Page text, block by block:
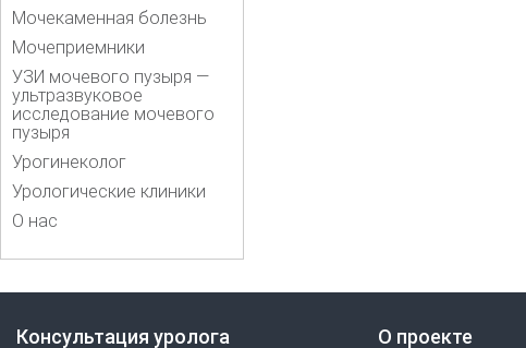
Мочекаменная болезнь
Мочеприемники
УЗИ мочевого пузыря —
ультразвуковое
исследование мочевого
пузыря
Урогинеколог
Урологические клиники
О нас
Консультация уролога О проекте